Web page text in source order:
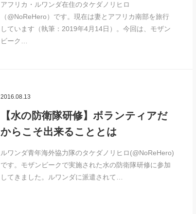
アフリカ・ルワンダ在住のタケダノリヒロ
（@NoReHero）です。現在は妻とアフリカ南部を旅行
しています（執筆：2019年4月14日）。今回は、モザン
ビーク…
2016.08.13
【水の防衛隊研修】ボランティアだ
からこそ出来ることとは
ルワンダ青年海外協力隊のタケダノリヒロ(@NoReHero)
です。モザンビークで実施された水の防衛隊研修に参加
してきました。ルワンダに派遣されて…